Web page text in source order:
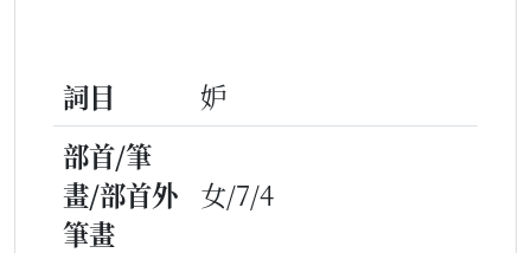
詞目
妒
部首/筆
畫/部首外
筆畫
女/7/4